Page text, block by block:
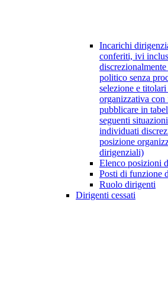
Incarichi
conferiti, ivi
politico senza
selezione e
organizzativa
pubblicare in
seguenti
individuati
posizione
dirigenziali)
Elenco posizioni
Posti di funzione
Ruolo dirigenti
Dirigenti cessati